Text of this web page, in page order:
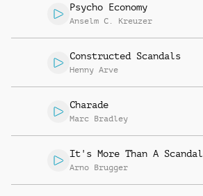
Psycho Economy
Anselm C. Kreuzer
Constructed Scandals
Henny Arve
Charade
Marc Bradley
It's More Than A Scandal
Arno Brugger